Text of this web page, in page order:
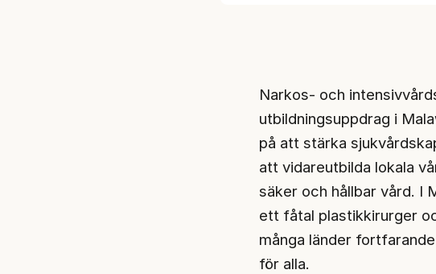
Narkos- och
utbildningsuppdrag i
på att stärka
att vidareutbilda lokala
säker och hållbar vård. I
ett fåtal plastikkirurger
många länder
för alla.